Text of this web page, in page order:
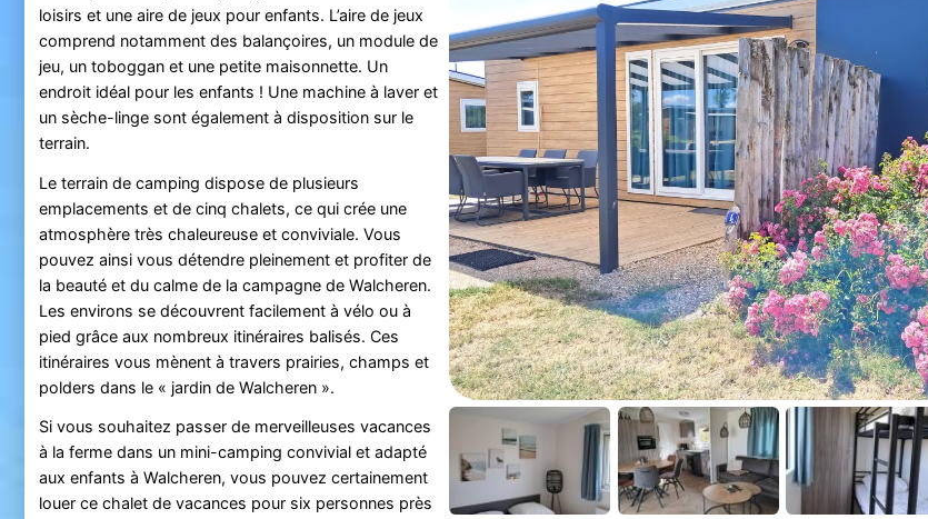
loisirs et une aire de jeux pour enfants. L’aire de jeux
comprend notamment des balançoires, un module de
jeu, un toboggan et une petite maisonnette. Un
endroit idéal pour les enfants ! Une machine à laver et
un sèche-linge sont également à disposition sur le
terrain.
Le terrain de camping dispose de plusieurs
emplacements et de cinq chalets, ce qui crée une
atmosphère très chaleureuse et conviviale. Vous
pouvez ainsi vous détendre pleinement et profiter de
la beauté et du calme de la campagne de Walcheren.
Les environs se découvrent facilement à vélo ou à
pied grâce aux nombreux itinéraires balisés. Ces
itinéraires vous mènent à travers prairies, champs et
polders dans le « jardin de Walcheren ».
Si vous souhaitez passer de merveilleuses vacances
à la ferme dans un mini-camping convivial et adapté
aux enfants à Walcheren, vous pouvez certainement
louer ce chalet de vacances pour six personnes près